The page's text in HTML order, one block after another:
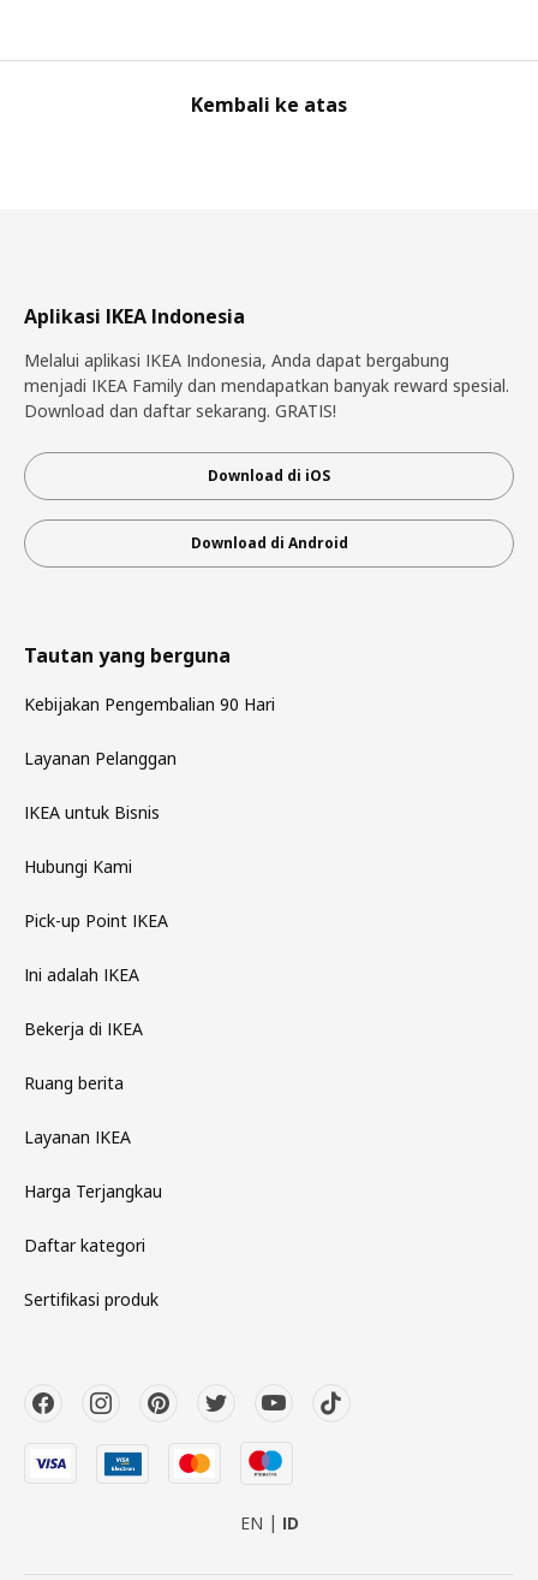
Kembali ke atas
Aplikasi IKEA Indonesia
Melalui aplikasi IKEA Indonesia, Anda dapat bergabung
menjadi IKEA Family dan mendapatkan banyak reward spesial.
Download dan daftar sekarang. GRATIS!
Download di iOS
Download di Android
Tautan yang berguna
Kebijakan Pengembalian 90 Hari
Layanan Pelanggan
IKEA untuk Bisnis
Hubungi Kami
Pick-up Point IKEA
Ini adalah IKEA
Bekerja di IKEA
Ruang berita
Layanan IKEA
Harga Terjangkau
Daftar kategori
Sertifikasi produk
EN ID